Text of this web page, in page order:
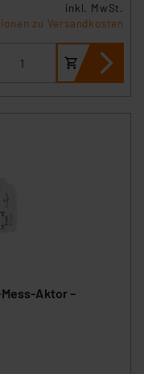
wird. So
ohne dass
der
eigenen
Daten,
inkl. MwSt.
zu Versandkosten
Aktor –